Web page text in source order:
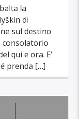
la
di
sul destino
consolatorio
qui e ora. E’
prenda […]